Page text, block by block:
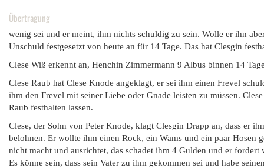
Übertragung
wenig sei und er meint, ihm nichts schuldig zu sein. Wolle er ihn
Unschuld festgesetzt von heute an für 14 Tage. Das hat Clesgin
Clese Wiß erkennt an, Henchin Zimmermann 9 Albus binnen 14
Clese Raub hat Clese Knode angeklagt, er sei ihm einen Frevel
ihm den Frevel mit seiner Liebe oder Gnade leisten zu müssen.
Raub festhalten lassen.
Clese, der Sohn von Peter Knode, klagt Clesgin Drapp an, dass er
belohnen. Er wollte ihm einen Rock, ein Wams und ein paar Hosen
nicht macht und ausrichtet, das schadet ihm 4 Gulden und er
Es könne sein, dass sein Vater zu ihm gekommen sei und habe